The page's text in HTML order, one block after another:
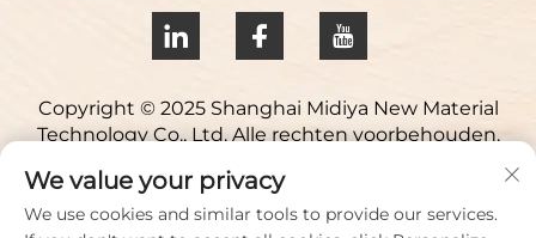
Copyright © 2025 Shanghai Midiya New Material
Technology Co., Ltd. Alle rechten voorbehouden.
Privacybeleid
Neem contact op
We value your privacy
We use cookies and similar tools to provide our services.